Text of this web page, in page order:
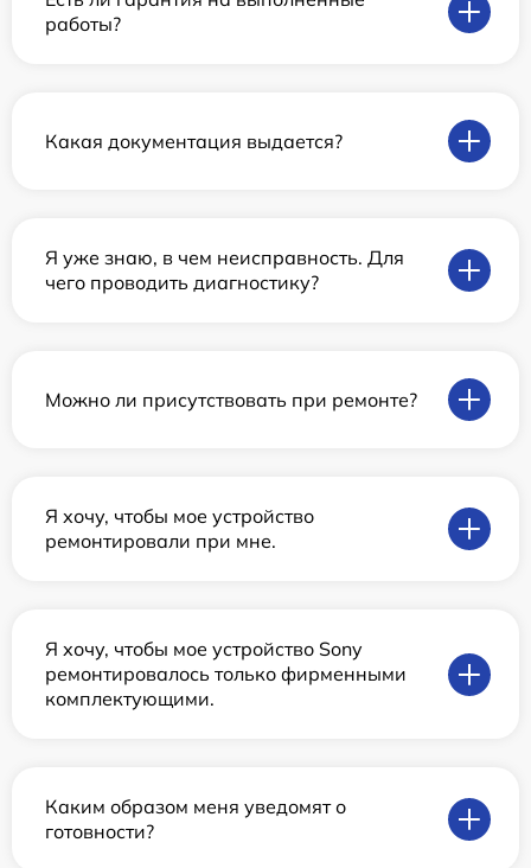
работы?
Какая документация выдается?
Я уже знаю, в чем неисправность. Для
чего проводить диагностику?
Можно ли присутствовать при ремонте?
Я хочу, чтобы мое устройство
ремонтировали при мне.
Я хочу, чтобы мое устройство Sony
ремонтировалось только фирменными
комплектующими.
Каким образом меня уведомят о
готовности?